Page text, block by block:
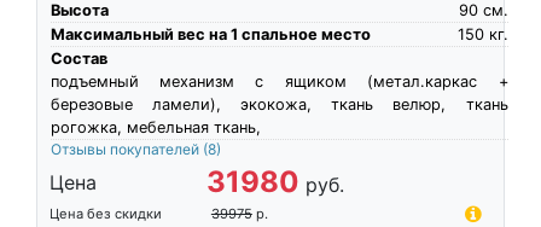
Высота
см.
90
Максимальный вес на 1 спальное место
кг.
150
Состав
подъемный механизм с ящиком (метал.каркас +
березовые ламели), экокожа, ткань велюр, ткань
рогожка, мебельная ткань,
Отзывы покупателей (8)
Цена 31980 руб.
Цена без скидки 39975 р.